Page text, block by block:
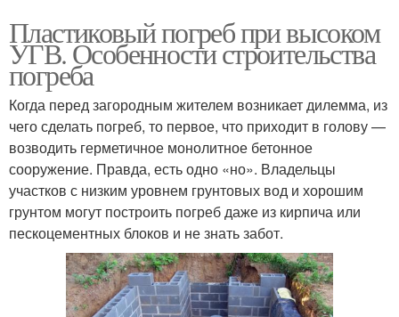
Пластиковый погреб при высоком
УГВ. Особенности строительства
погреба
Когда перед загородным жителем возникает дилемма, из
чего сделать погреб, то первое, что приходит в голову —
возводить герметичное монолитное бетонное
сооружение. Правда, есть одно «но». Владельцы
участков с низким уровнем грунтовых вод и хорошим
грунтом могут построить погреб даже из кирпича или
пескоцементных блоков и не знать забот.